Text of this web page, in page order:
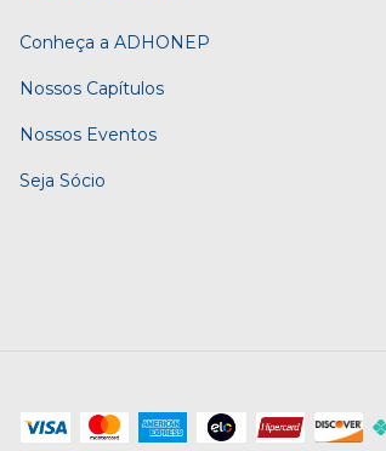
Conheça a ADHONEP
Nossos Capítulos
Nossos Eventos
Seja Sócio